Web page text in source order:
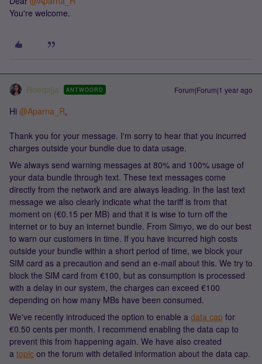
You're welcome.
Roeqajja ANTWOORD Forum|Forum|1 year ago
Hi ​ @Aparna_R,
Thank you for your message. I'm sorry to hear that you incurred
charges outside your bundle due to data usage.
We always send warning messages at 80% and 100% usage of
your data bundle through text. These text messages come
directly from the network and are always leading. In the last text
message we also clearly indicate what the tariff is from that
moment on (€0.15 per MB) and that it is wise to turn off the
internet or to buy an internet bundle. From Simyo, we do our best
to warn our customers in time. If you have incurred high costs
outside your bundle within a short period of time, we block your
SIM card as a precaution and send an e-mail about this. We try to
block the SIM card from €100, but as consumption is processed
with a delay in our system, the charges can exceed €100
depending on how many MBs have been consumed.
We've recently introduced the option to enable a data cap for
€0.50 cents per month. I recommend enabling the data cap to
prevent this from happening again. We have also created
a topic on the forum with detailed information about the data cap.